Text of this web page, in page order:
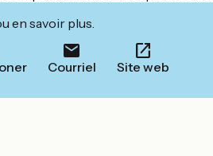
en savoir plus.
Courriel Site web